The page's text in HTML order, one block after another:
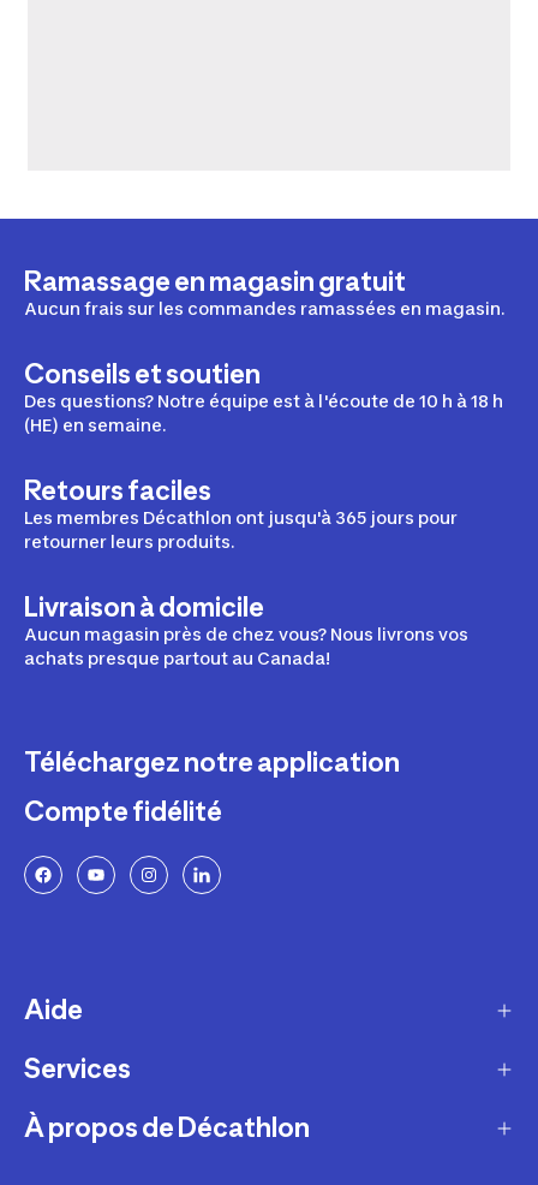
Ramassage en magasin gratuit
Aucun frais sur les commandes ramassées en magasin.
Conseils et soutien
Des questions? Notre équipe est à l'écoute de 10 h à 18 h
(HE) en semaine.
Retours faciles
Les membres Décathlon ont jusqu'à 365 jours pour
retourner leurs produits.
Livraison à domicile
Aucun magasin près de chez vous? Nous livrons vos
achats presque partout au Canada!
Téléchargez notre application
Compte fidélité
Aide
Livraison
Retours et échanges
Services
Programme de fidélité
À propos de Décathlon